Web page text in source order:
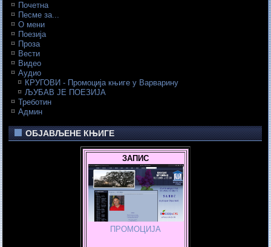
Почетна
Песме за...
О мени
Поезија
Проза
Вести
Видео
Аудио
КРУГОВИ - Промоција књиге у Варварину
ЉУБАВ ЈЕ ПОЕЗИЈА
Треботин
Админ
ОБЈАВЉЕНЕ КЊИГЕ
ЗАПИС
ПРОМОЦИЈА